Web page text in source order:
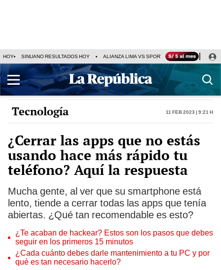
HOY SINUANO RESULTADOS HOY ALIANZA LIMA VS SPORT BOYS JORGE
Tecnología 11 Feb 2023 | 9:21 h
¿Cerrar las apps que no estás
usando hace más rápido tu
teléfono? Aquí la respuesta
Mucha gente, al ver que su smartphone está
lento, tiende a cerrar todas las apps que tenía
abiertas. ¿Qué tan recomendable es esto?
¿Te acaban de hackear? Estos son los pasos que debes
seguir en los primeros 15 minutos
¿Cada cuánto debes darle mantenimiento a tu PC y por
qué es tan necesario hacerlo?